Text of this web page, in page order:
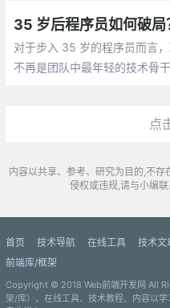
相处呢，需要你应该注意什么
35 岁后程序员如何破
对于步入 35 岁的程序员而言
不再是团队中最年轻的技术骨
点
内容以共享、参考、研究为目的,不
侵权或违规,请与小编
首页 技术导航 在线工具 技术文
前端库/框架